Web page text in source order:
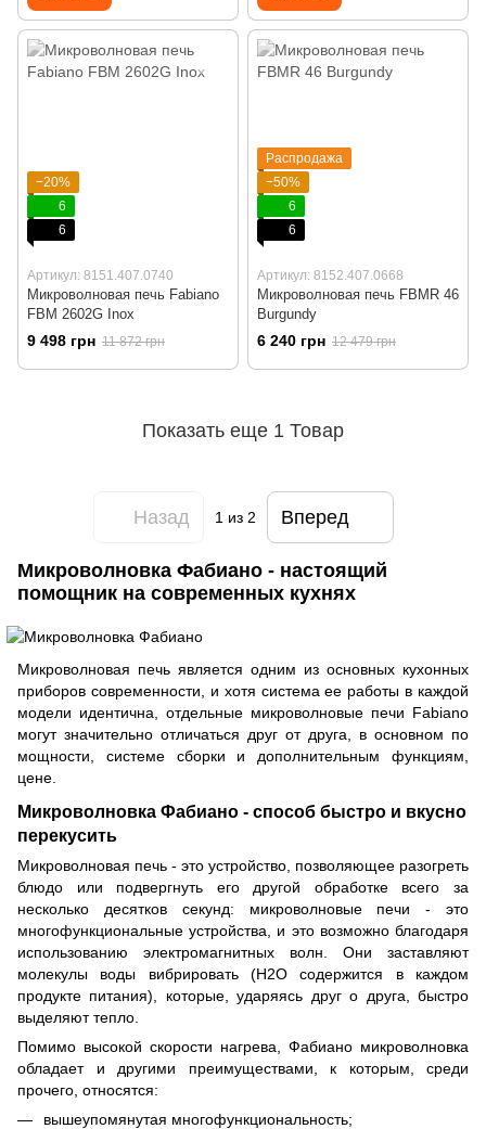
−20%
6
6
Артикул: 8151.407.0740
Микроволновая печь Fabiano
FBM 2602G Inox
9 498 грн 11 872 грн
Распродажа
−50%
6
6
Артикул: 8152.407.0668
Микроволновая печь FBMR 46
Burgundy
6 240 грн 12 479 грн
Показать еще 1 Товар
Назад 1из 2 Вперед
Микроволновка Фабиано - настоящий
помощник на современных кухнях
Микроволновая печь является одним из основных кухонных
приборов современности, и хотя система ее работы в каждой
модели идентична, отдельные микроволновые печи Fabiano
могут значительно отличаться друг от друга, в основном по
мощности, системе сборки и дополнительным функциям,
цене.
Микроволновка Фабиано - способ быстро и вкусно
перекусить
Микроволновая печь - это устройство, позволяющее разогреть
блюдо или подвергнуть его другой обработке всего за
несколько десятков секунд: микроволновые печи - это
многофункциональные устройства, и это возможно благодаря
использованию электромагнитных волн. Они заставляют
молекулы воды вибрировать (H2O содержится в каждом
продукте питания), которые, ударяясь друг о друга, быстро
выделяют тепло.
Помимо высокой скорости нагрева, Фабиано микроволновка
обладает и другими преимуществами, к которым, среди
прочего, относятся:
вышеупомянутая многофункциональность;